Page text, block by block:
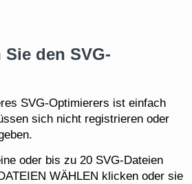
den SVG-
SVG-Optimierers ist einfach
sich nicht registrieren oder
oder bis zu 20 SVG-Dateien
WÄHLEN klicken oder sie